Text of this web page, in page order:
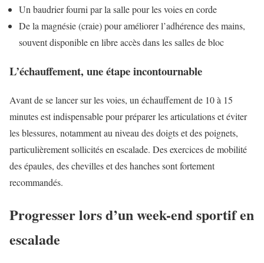
Un baudrier fourni par la salle pour les voies en corde
De la magnésie (craie) pour améliorer l’adhérence des mains,
souvent disponible en libre accès dans les salles de bloc
L’échauffement, une étape incontournable
Avant de se lancer sur les voies, un échauffement de 10 à 15
minutes est indispensable pour préparer les articulations et éviter
les blessures, notamment au niveau des doigts et des poignets,
particulièrement sollicités en escalade. Des exercices de mobilité
des épaules, des chevilles et des hanches sont fortement
recommandés.
Progresser lors d’un week-end sportif en
escalade